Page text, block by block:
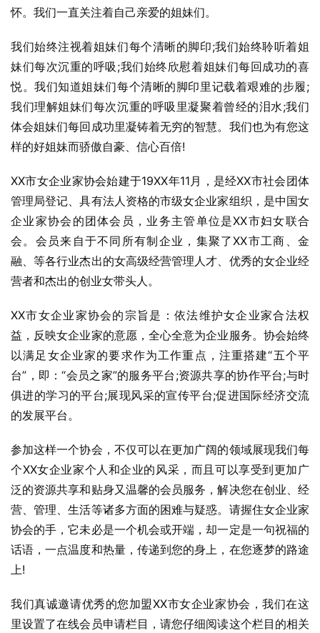
怀。我们一直关注着自己亲爱的姐妹们。
我们始终注视着姐妹们每个清晰的脚印;我们始终聆听着姐
妹们每次沉重的呼吸;我们始终欣慰着姐妹们每回成功的喜
悦。我们知道姐妹们每个清晰的脚印里记载着艰难的步履;
我们理解姐妹们每次沉重的呼吸里凝聚着曾经的泪水;我们
体会姐妹们每回成功里凝铸着无穷的智慧。我们也为有您这
样的好姐妹而骄傲自豪、信心百倍!
XX市女企业家协会始建于19XX年11月，是经XX市社会团体
管理局登记、具有法人资格的市级女企业家组织，是中国女
企业家协会的团体会员，业务主管单位是XX市妇女联合
会。会员来自于不同所有制企业，集聚了XX市工商、金
融、等各行业杰出的女高级经营管理人才、优秀的女企业经
营者和杰出的创业女带头人。
XX市女企业家协会的宗旨是：依法维护女企业家合法权
益，反映女企业家的意愿，全心全意为企业服务。协会始终
以满足女企业家的要求作为工作重点，注重搭建“五个平
台”，即：“会员之家”的服务平台;资源共享的协作平台;与时
俱进的学习的平台;展现风采的宣传平台;促进国际经济交流
的发展平台。
参加这样一个协会，不仅可以在更加广阔的领域展现我们每
个XX女企业家个人和企业的风采，而且可以享受到更加广
泛的资源共享和贴身又温馨的会员服务，解决您在创业、经
营、管理、生活等诸多方面的困难与疑惑。请握住女企业家
协会的手，它未必是一个机会或开端，却一定是一句祝福的
话语，一点温度和热量，传递到您的身上，在您逐梦的路途
上!
我们真诚邀请优秀的您加盟XX市女企业家协会，我们在这
里设置了在线会员申请栏目，请您仔细阅读这个栏目的相关